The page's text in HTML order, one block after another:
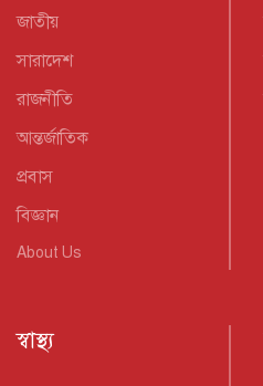
জাতীয়
সারাদেশ
রাজনীতি
আন্তর্জাতিক
প্রবাস
বিজ্ঞান
About Us
স্বাস্থ্য